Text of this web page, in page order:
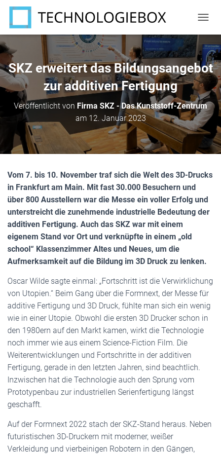
A
V
G
A
T
O
N
U
M
S
H
L
N
SKZ erweitert das Bildungsangebot
zur additiven Fertigung
Veröffentlicht von Firma SKZ - Das Kunststoff-Zentrum
am 12. Januar 2023
Vom 7. bis 10. November traf sich die Welt des 3D-Drucks
in Frankfurt am Main. Mit fast 30.000 Besuchern und
über 800 Ausstellern war die Messe ein voller Erfolg und
unterstreicht die zunehmende industrielle Bedeutung der
additiven Fertigung. Auch das SKZ war mit einem
eigenem Stand vor Ort und verknüpfte in einem „old
school“ Klassenzimmer Altes und Neues, um die
Aufmerksamkeit auf die Bildung im 3D Druck zu lenken.
Oscar Wilde sagte einmal: „Fortschritt ist die Verwirklichung
von Utopien.“ Beim Gang über die Formnext, der Messe für
additive Fertigung und 3D Druck, fühlte man sich ein wenig
wie in einer Utopie. Obwohl die ersten 3D Drucker schon in
den 1980ern auf den Markt kamen, wirkt die Technologie
noch immer wie aus einem Science-Fiction Film. Die
Weiterentwicklungen und Fortschritte in der additiven
Fertigung, gerade in den letzten Jahren, sind beachtlich.
Inzwischen hat die Technologie auch den Sprung vom
Prototypenbau zur industriellen Serienfertigung längst
geschafft.
Auf der Formnext 2022 stach der SKZ-Stand heraus. Neben
futuristischen 3D-Druckern mit moderner, weißer
Verkleidung und vierbeinigen Robotern in den Gängen,